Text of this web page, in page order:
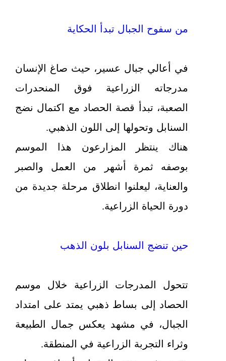
من سفوح الجبال تبدأ الحكاية
في أعالي جبال عسير، حيث صاغ الإنسان
مدرجاته الزراعية فوق المنحدرات
الصعبة، تبدأ قصة الحصاد مع اكتمال نضج
السنابل وتحولها إلى اللون الذهبي.
هناك ينتظر المزارعون هذا الموسم
بوصفه ثمرة أشهر من العمل والصبر
والعناية، ليعلنوا انطلاق مرحلة جديدة من
دورة الحياة الزراعية.
حين تنضج السنابل بلون الذهب
تتحول المدرجات الزراعية خلال موسم
الحصاد إلى بساط ذهبي يمتد على امتداد
الجبال، في مشهد يعكس جمال الطبيعة
وثراء التجربة الزراعية في المنطقة.